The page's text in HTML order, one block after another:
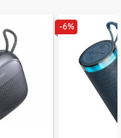
-6%